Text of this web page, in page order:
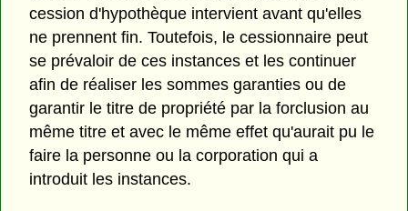
cession d'hypothèque intervient avant qu'elles
ne prennent fin. Toutefois, le cessionnaire peut
se prévaloir de ces instances et les continuer
afin de réaliser les sommes garanties ou de
garantir le titre de propriété par la forclusion au
même titre et avec le même effet qu'aurait pu le
faire la personne ou la corporation qui a
introduit les instances.